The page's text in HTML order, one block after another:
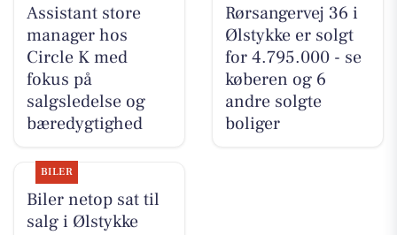
Assistant store
manager hos
Circle K med
fokus på
salgsledelse og
bæredygtighed
Rørsangervej 36 i
Ølstykke er solgt
for 4.795.000 - se
køberen og 6
andre solgte
boliger
BILER
Biler netop sat til
salg i Ølstykke